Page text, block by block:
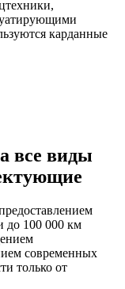
карданные
все виды
до 100 000 км
современных
только от